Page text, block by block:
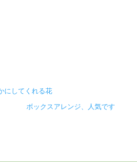
にしてくれる花
ボックスアレンジ、人気です